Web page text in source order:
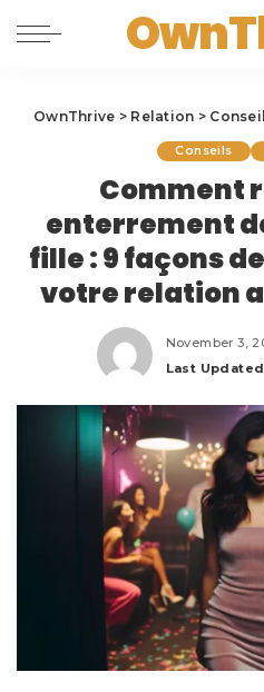
OwnThrive > Relation >
Conseils
Comment
enterrement
fille : 9 façons
votre relation
November 3,
Last